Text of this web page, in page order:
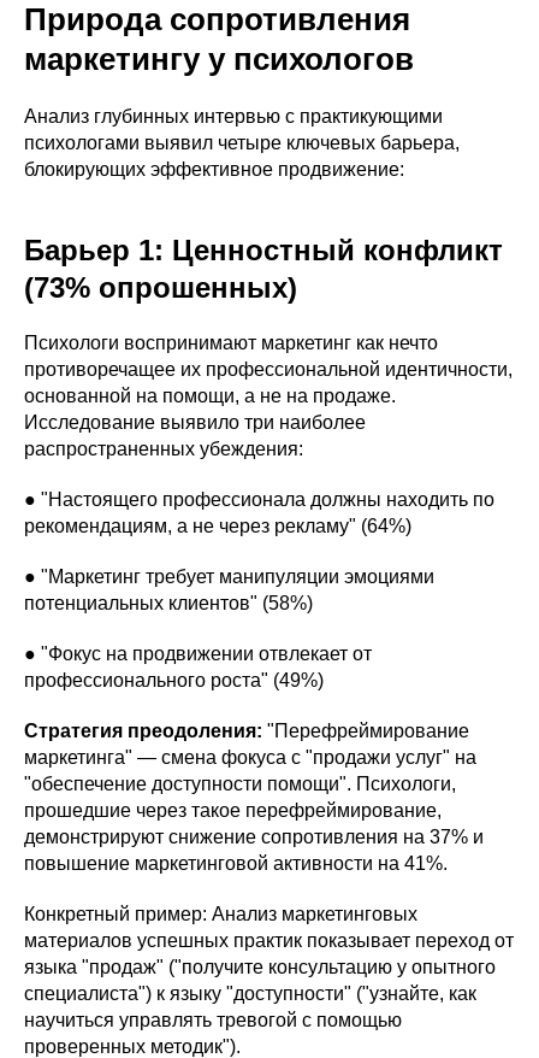
Природа сопротивления
маркетингу у психологов
Анализ глубинных интервью с практикующими
психологами выявил четыре ключевых барьера,
блокирующих эффективное продвижение:
Барьер 1: Ценностный конфликт
(73% опрошенных)
Психологи воспринимают маркетинг как нечто
противоречащее их профессиональной идентичности,
основанной на помощи, а не на продаже.
Исследование выявило три наиболее
распространенных убеждения:
● "Настоящего профессионала должны находить по
рекомендациям, а не через рекламу" (64%)
● "Маркетинг требует манипуляции эмоциями
потенциальных клиентов" (58%)
● "Фокус на продвижении отвлекает от
профессионального роста" (49%)
Стратегия преодоления: "Перефреймирование
маркетинга" — смена фокуса с "продажи услуг" на
"обеспечение доступности помощи". Психологи,
прошедшие через такое перефреймирование,
демонстрируют снижение сопротивления на 37% и
повышение маркетинговой активности на 41%.
Конкретный пример: Анализ маркетинговых
материалов успешных практик показывает переход от
языка "продаж" ("получите консультацию у опытного
специалиста") к языку "доступности" ("узнайте, как
научиться управлять тревогой с помощью
проверенных методик").